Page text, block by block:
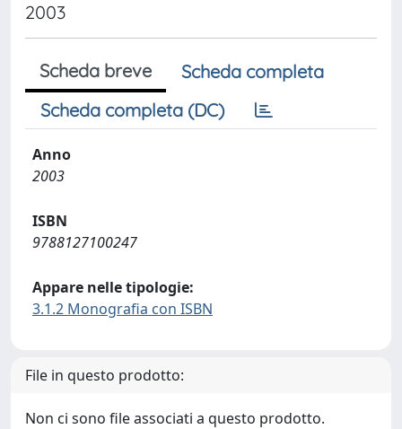
2003
Scheda breve
Scheda completa
Scheda completa (DC)
Anno
2003
ISBN
9788127100247
Appare nelle tipologie:
3.1.2 Monografia con ISBN
File in questo prodotto:
Non ci sono file associati a questo prodotto.